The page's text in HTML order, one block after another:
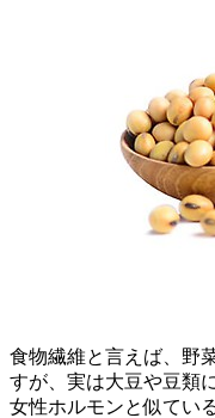
食物繊維と言えば、野
すが、実は大豆や豆類
女性ホルモンと似てい